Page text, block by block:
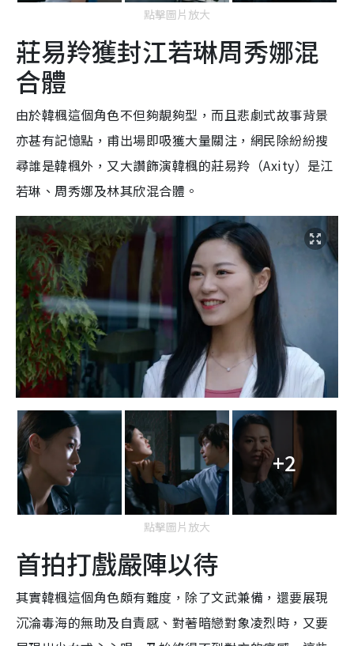
點擊圖片放大
莊易羚獲封江若琳周秀娜混
合體
由於韓楓這個角色不但夠靚夠型，而且悲劇式故事背景
亦甚有記憶點，甫出場即吸獲大量關注，網民除紛紛搜
尋誰是韓楓外，又大讚飾演韓楓的莊易羚（Axity）是江
若琳、周秀娜及林其欣混合體。
+2
點擊圖片放大
首拍打戲嚴陣以待
其實韓楓這個角色頗有難度，除了文武兼備，還要展現
沉淪毒海的無助及自責感、對著暗戀對象凌烈時，又要